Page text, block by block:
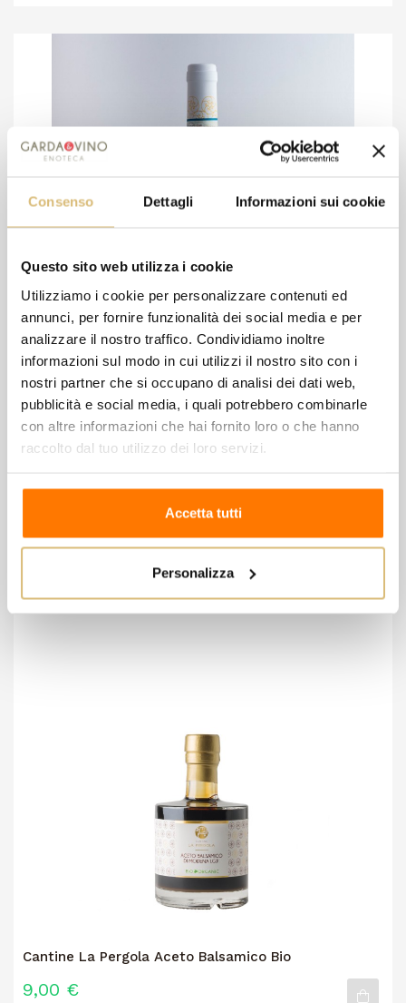
Consenso Dettagli Informazioni sui cookie
Questo sito web utilizza i cookie
Utilizziamo i cookie per personalizzare contenuti ed
annunci, per fornire funzionalità dei social media e per
analizzare il nostro traffico. Condividiamo inoltre
informazioni sul modo in cui utilizzi il nostro sito con i
nostri partner che si occupano di analisi dei dati web,
pubblicità e social media, i quali potrebbero combinarle
con altre informazioni che hai fornito loro o che hanno
raccolto dal tuo utilizzo dei loro servizi.
Accetta tutti
Personalizza
Cantine La Pergola -Lugana Biocora Biologico
Cantine La Pergola Aceto Balsamico Bio
9,00 €